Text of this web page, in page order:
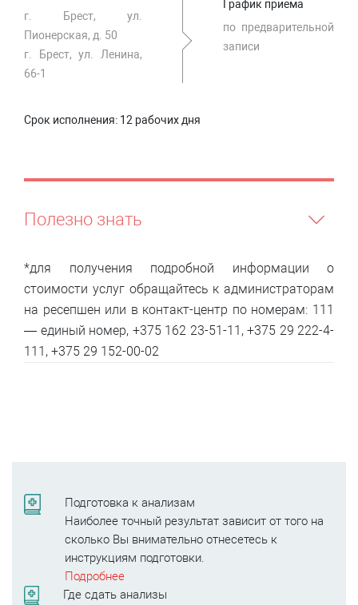
г. Брест, ул.
Пионерская, д. 50
г. Брест, ул. Ленина,
66-1
График приема
по предварительной
записи
Срок исполнения: 12 рабочих дня
Полезно знать
*для получения подробной информации о
стоимости услуг обращайтесь к администраторам
на ресепшен или в контакт-центр по номерам: 111
— единый номер, +375 162 23-51-11, +375 29 222-4-
111, +375 29 152-00-02
Подготовка к анализам
Наиболее точный результат зависит от того на
сколько Вы внимательно отнесетесь к
инструкциям подготовки.
Подробнее
Где сдать анализы